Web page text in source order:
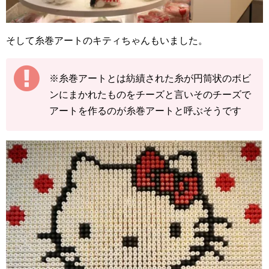
そして糸巻アートのキティちゃんもいました。
※糸巻アートとは紡績された糸が円筒状のボビ
ンにまかれたものをチーズと言いそのチーズで
アートを作るのが糸巻アートと呼ぶそうです